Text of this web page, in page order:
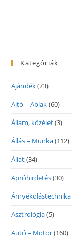
Kategóriák
Ajándék(73)
Ajtó – Ablak(60)
Állam, közélet(3)
Állás – Munka(112)
Állat(34)
Apróhirdetés(30)
Árnyékolástechnika
Asztrológia(5)
Autó – Motor(160)